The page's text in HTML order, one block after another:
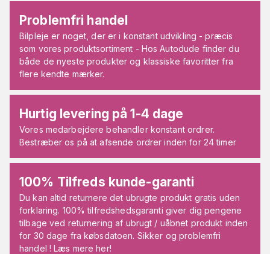
Problemfri handel
Bilpleje er noget, der er i konstant udvikling - præcis
som vores produktsortiment - Hos Autodude finder du
både de nyeste produkter og klassiske favoritter fra
flere kendte mærker.
Hurtig levering på 1-4 dage
Vores medarbejdere behandler konstant ordrer.
Bestræber os på at afsende ordrer inden for 24 timer
100% Tilfreds kunde-garanti
Du kan altid returnere det ubrugte produkt gratis uden
forklaring. 100% tilfredshedsgaranti giver dig pengene
tilbage ved returnering af ubrugt / uåbnet produkt inden
for 30 dage fra købsdatoen. Sikker og problemfri
handel ! Læs mere her!